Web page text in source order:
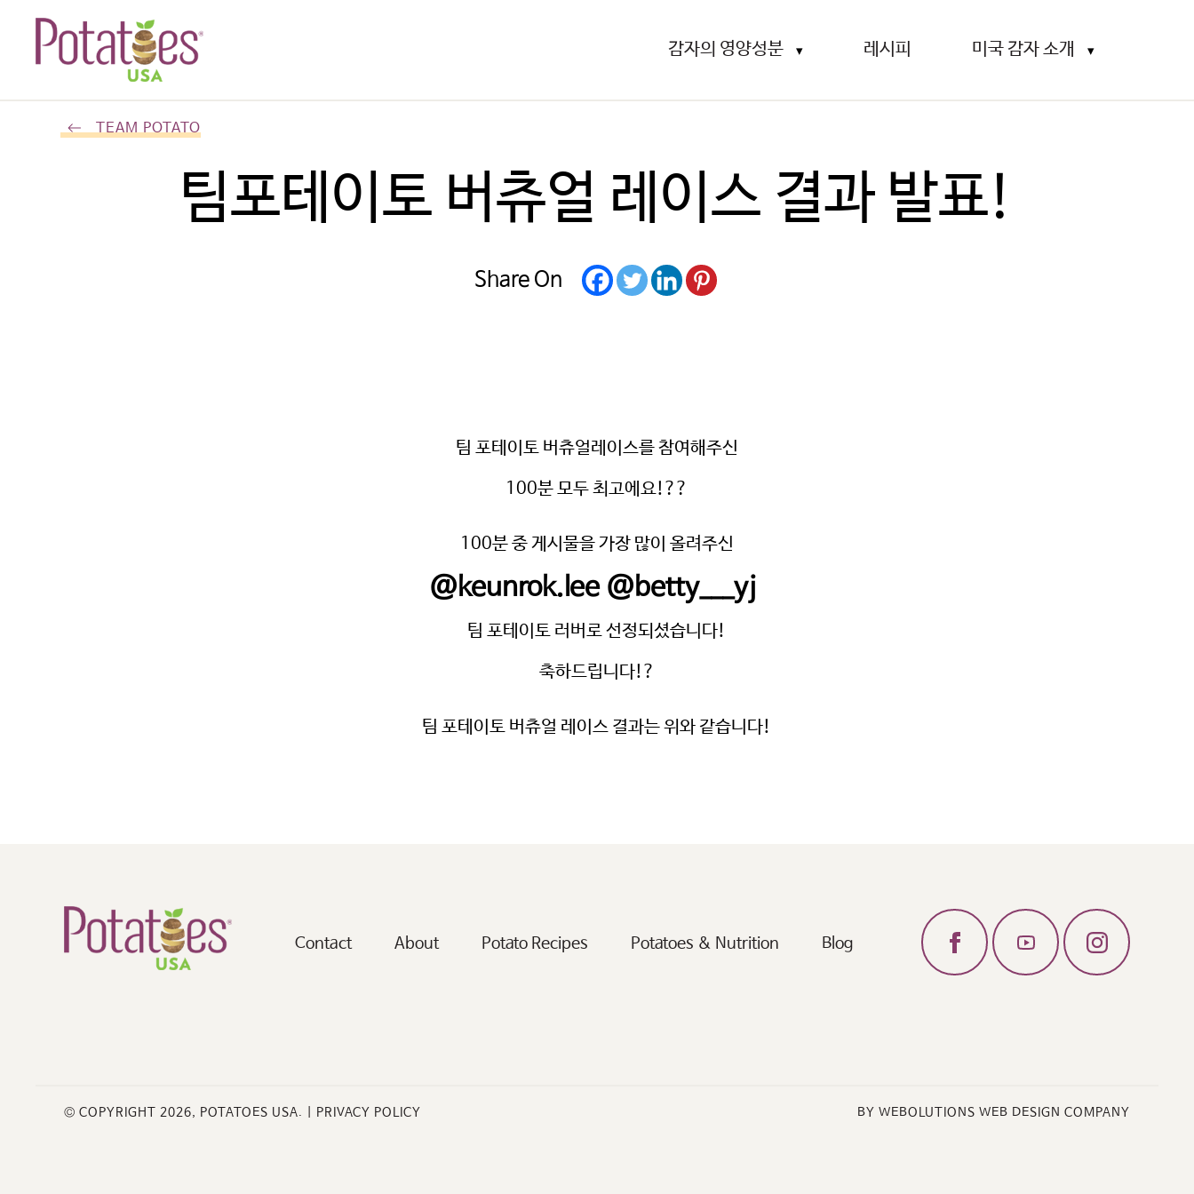
감자의 영양성분 레시피 미국 감자 소개
미국 감자협회 경고
참고: 타사에서 관리하는 웹사이트 링크를 클릭했으며 미국 감자협회
회사 또는 단체의 소유로 미국 감자협회는 연결된 링크 내용의 사실과
돌아가려면 ‘취소’를 눌러주시길 바랍니다.
TEAM POTATO
팀포테이토 버츄얼 레이스 결과 발표!
Share On
팀 포테이토 버츄얼레이스를 참여해주신
100분 모두 최고에요!??
100분 중 게시물을 가장 많이 올려주신
@keunrok.lee @betty___yj
팀 포테이토 러버로 선정되셨습니다!
축하드립니다!?
팀 포테이토 버츄얼 레이스 결과는 위와 같습니다!
Contact About Potato Recipes Potatoes & Nutrition Blog
© COPYRIGHT 2026, POTATOES USA. | PRIVACY POLICY BY WEBOLUTIONS WEB DESIGN COMPANY